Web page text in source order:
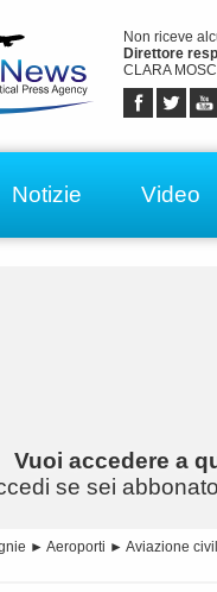
Non riceve
Direttore
CLARA
Notizie Video
Vuoi accedere a
se sei
► Aeroporti ► Aviazione